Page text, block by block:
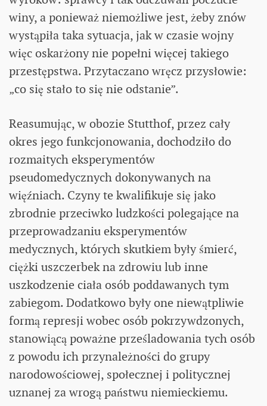
winy, a ponieważ niemożliwe jest, żeby znów
wystąpiła taka sytuacja, jak w czasie wojny
więc oskarżony nie popełni więcej takiego
przestępstwa. Przytaczano wręcz przysłowie:
„co się stało to się nie odstanie”.
Reasumując, w obozie Stutthof, przez cały
okres jego funkcjonowania, dochodziło do
rozmaitych eksperymentów
pseudomedycznych dokonywanych na
więźniach. Czyny te kwalifikuje się jako
zbrodnie przeciwko ludzkości polegające na
przeprowadzaniu eksperymentów
medycznych, których skutkiem były śmierć,
ciężki uszczerbek na zdrowiu lub inne
uszkodzenie ciała osób poddawanych tym
zabiegom. Dodatkowo były one niewątpliwie
formą represji wobec osób pokrzywdzonych,
stanowiącą poważne prześladowania tych osób
z powodu ich przynależności do grupy
narodowościowej, społecznej i politycznej
uznanej za wrogą państwu niemieckiemu.